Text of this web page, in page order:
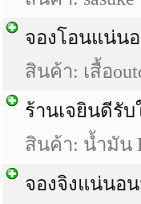
จองโอนแน่น
สินค้า: เสื้อ
ร้านเจยินดีรั
สินค้า: น้ำมัน
จองจิงแน่นอ